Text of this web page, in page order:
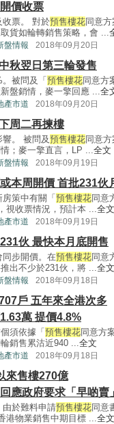
開價收票
收票。 對於預售樓花同意
貨如輪轉銷售策略，會 ...
盤情報 2018年09月20日
秋翌日第三輪發售
被問及「 預售樓花同意方
盤銷情，麥一擎回應 ...全
產市道 2018年09月20日
周二再揀樓
。 被問及預售樓花同意
；麥一擎直言，LP ...全文
盤情報 2018年09月19日
本周開價 首批231伙
策中有關「 預售樓花同意
視收票情況，預計本 ...全文
產市道 2018年09月19日
231伙 最快本月底開售
步開價。在預售樓花同意
出不少於231伙，將 ...全文
盤情報 2018年09月18日
戶 五年來全港次多
萬 提價4.8%
須依據「 預售樓花同意方
銷售累沽近940 ...全文
產市道 2018年09月18日
來售樓270億
應政府要求「早啲賣」
由於難料申請預售樓花同意
港物業銷售中期目標 ...全文